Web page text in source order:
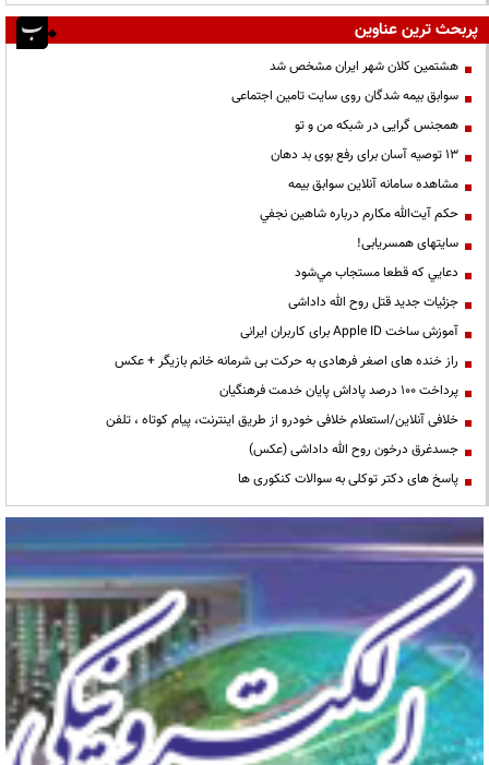
پربحث ترین عناوین
هشتمین کلان شهر ایران مشخص شد
سوابق بیمه شدگان روی سایت تامین اجتماعی
همجنس گرایی در شبکه من و تو
13 توصیه آسان برای رفع بوی بد دهان
مشاهده سامانه آنلاين سوابق بیمه
حكم آيت‌الله مكارم درباره شاهين نجفي
سایتهای همسریابی!
دعايي كه قطعا مستجاب مي‌شود
جزئیات جدید قتل روح الله داداشی
آموزش ساخت Apple ID برای کاربران ایرانی
راز خنده های اصغر فرهادی به حرکت بی شرمانه خانم بازیگر + عکس
پرداخت ۱۰۰ درصد پاداش پایان خدمت فرهنگیان
خلافی آنلاین/استعلام خلافی خودرو از طریق اینترنت، پیام کوتاه ، تلفن
جسدغرق درخون روح الله داداشی (عکس)
پاسخ های دکتر توکلی به سوالات کنکوری ها